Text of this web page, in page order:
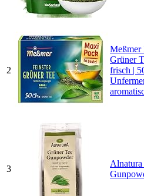
2
Meßmer
Grüner
frisch |
3